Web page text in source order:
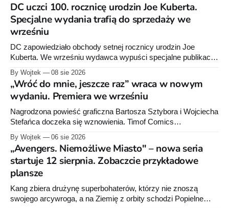
DC uczci 100. rocznicę urodzin Joe Kuberta.
Specjalne wydania trafią do sprzedaży we
wrześniu
DC zapowiedziało obchody setnej rocznicy urodzin Joe
Kuberta. We wrześniu wydawca wypuści specjalne publikacje
sprzedaży niemal dokładnie w dniu jego urodzin.
By Wojtek 08 sie 2026
„Wróć do mnie, jeszcze raz” wraca w nowym
wydaniu. Premiera we wrześniu
Nagrodzona powieść graficzna Bartosza Sztybora i Wojciecha
Stefańca doczeka się wznowienia. Timof Comics
raz”, którego pierwsze wydanie ukazało się w 2015 roku.
By Wojtek 06 sie 2026
„Avengers. Niemożliwe Miasto" – nowa seria
startuje 12 sierpnia. Zobaczcie przykładowe
plansze
Kang zbiera drużynę superbohaterów, którzy nie znoszą
swojego arcywroga, a na Ziemię z orbity schodzi Popielne